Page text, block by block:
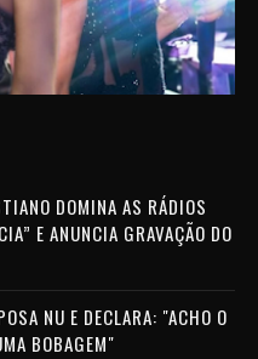
DOMINA AS RÁDIOS
E ANUNCIA GRAVAÇÃO DO
NU E DECLARA: "ACHO O
BOBAGEM"